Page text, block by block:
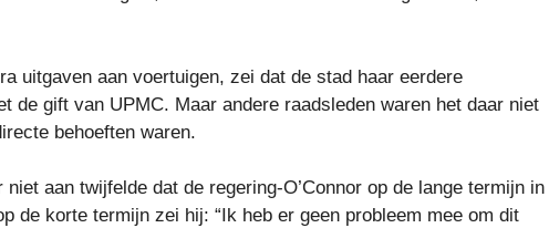
uitgaven aan voertuigen, zei dat de stad haar eerdere
de gift van UPMC. Maar andere raadsleden waren het daar niet
behoeften waren.
aan twijfelde dat de regering-O’Connor op de lange termijn in
de korte termijn zei hij: “Ik heb er geen probleem mee om dit